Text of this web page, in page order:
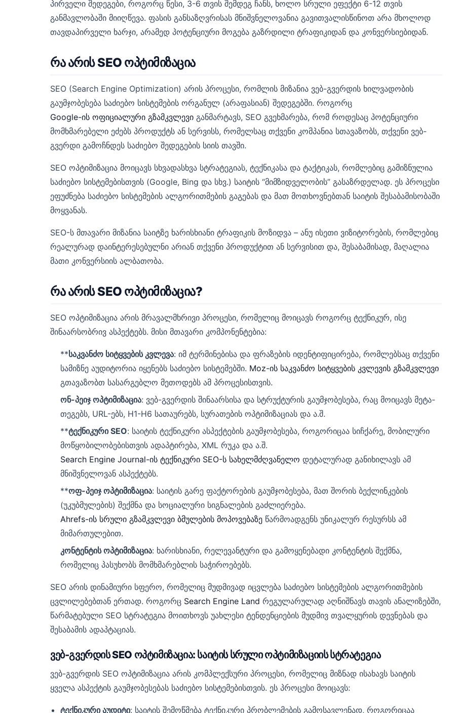
პირველი შედეგები, როგორც წესი, 3-6 თვის შემდეგ ჩანს, ხოლო სრული ეფექტი 6-12 თვის
განმავლობაში მიიღწევა. ფასის განსაზღვრისას მნიშვნელოვანია გავითვალისწინოთ არა მხოლოდ
თავდაპირველი ხარჯი, არამედ პოტენციური მოგება გაზრდილი ტრაფიკიდან და კონვერსიებიდან.
რა არის SEO ოპტიმიზაცია
SEO (Search Engine Optimization) არის პროცესი, რომლის მიზანია ვებ-გვერდის ხილვადობის
გაუმჯობესება საძიებო სისტემების ორგანულ (არაფასიან) შედეგებში. როგორც
Google-ის ოფიციალური გზამკვლევი განმარტავს, SEO გვეხმარება, რომ როდესაც პოტენციური
მომხმარებელი ეძებს პროდუქტს ან სერვისს, რომელსაც თქვენი კომპანია სთავაზობს, თქვენი ვებ-
გვერდი გამოჩნდეს საძიებო შედეგების სიის თავში.
SEO ოპტიმიზაცია მოიცავს სხვადასხვა სტრატეგიას, ტექნიკასა და ტაქტიკას, რომლებიც გამიზნულია
საძიებო სისტემებისთვის (Google, Bing და სხვ.) საიტის “მიმზიდველობის” გასაზრდელად. ეს პროცესი
ეფუძნება საძიებო სისტემების ალგორითმების გაგებას და მათ მოთხოვნებთან საიტის შესაბამისობაში
მოყვანას.
SEO-ს მთავარი მიზანია საიტზე ხარისხიანი ტრაფიკის მოზიდვა – ანუ ისეთი ვიზიტორების, რომლებიც
რეალურად დაინტერესებულნი არიან თქვენი პროდუქტით ან სერვისით და, შესაბამისად, მაღალია
მათი კონვერსიის ალბათობა.
რა არის SEO ოპტიმიზაცია?
SEO ოპტიმიზაცია არის მრავალმხრივი პროცესი, რომელიც მოიცავს როგორც ტექნიკურ, ისე
შინაარსობრივ ასპექტებს. მისი მთავარი კომპონენტებია:
**საკვანძო სიტყვების კვლევა: იმ ტერმინებისა და ფრაზების იდენტიფიცირება, რომლებსაც თქვენი
სამიზნე აუდიტორია იყენებს საძიებო სისტემებში. Moz-ის საკვანძო სიტყვების კვლევის გზამკვლევი
გთავაზობთ სასარგებლო მეთოდებს ამ პროცესისთვის.
ონ-პეიჯ ოპტიმიზაცია: ვებ-გვერდის შინაარსისა და სტრუქტურის გაუმჯობესება, რაც მოიცავს მეტა-
თეგებს, URL-ებს, H1-H6 სათაურებს, სურათების ოპტიმიზაციას და ა.შ.
**ტექნიკური SEO: საიტის ტექნიკური ასპექტების გაუმჯობესება, როგორიცაა სიჩქარე, მობილური
მოწყობილობებისთვის ადაპტირება, XML რუკა და ა.შ.
Search Engine Journal-ის ტექნიკური SEO-ს სახელმძღვანელო დეტალურად განიხილავს ამ
მნიშვნელოვან ასპექტებს.
**ოფ-პეიჯ ოპტიმიზაცია: საიტის გარე ფაქტორების გაუმჯობესება, მათ შორის ბექლინკების
(უკუბმულების) შექმნა და სოციალური სიგნალების გაძლიერება.
Ahrefs-ის სრული გზამკვლევი ბმულების მოპოვებაზე წარმოადგენს უნიკალურ რესურსს ამ
მიმართულებით.
კონტენტის ოპტიმიზაცია: ხარისხიანი, რელევანტური და გამოყენებადი კონტენტის შექმნა,
რომელიც პასუხობს მომხმარებლის საჭიროებებს.
SEO არის დინამიური სფერო, რომელიც მუდმივად იცვლება საძიებო სისტემების ალგორითმების
ცვლილებებთან ერთად. როგორც Search Engine Land რეგულარულად აღნიშნავს თავის ანალიზებში,
წარმატებული SEO სტრატეგია მოითხოვს უახლესი ტენდენციების მუდმივ თვალყურის დევნებას და
შესაბამის ადაპტაციას.
ვებ-გვერდის SEO ოპტიმიზაცია: საიტის სრული ოპტიმიზაციის სტრატეგია
ვებ-გვერდის SEO ოპტიმიზაცია არის კომპლექსური პროცესი, რომელიც მიზნად ისახავს საიტის
ყველა ასპექტის გაუმჯობესებას საძიებო სისტემებისთვის. ეს პროცესი მოიცავს:
ტექნიკური აუდიტი: საიტის შემოწმება ტექნიკური პრობლემების გამოსავლენად, როგორიცაა